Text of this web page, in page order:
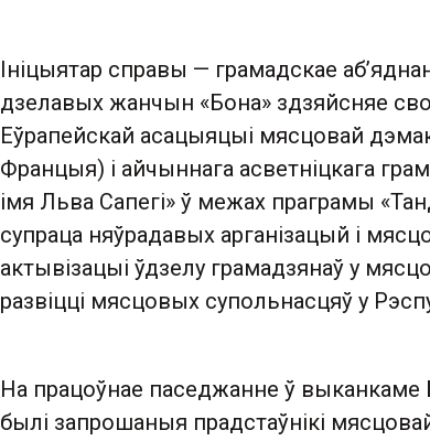
Ініцыятар справы — грамадскае
дзелавых жанчын «Бона» здзяйсняе
Еўрапейскай асацыяцыі мясцовай
Францыя) і айчыннага асветніцкага
імя Льва Сапегі» ў межах праграмы
супраца няўрадавых арганізацый і
актывізацыі ўдзелу грамадзянаў у
развіцці мясцовых супольнасцяў у
На працоўнае паседжанне ў выканкаме
былі запрошаныя прадстаўнікі